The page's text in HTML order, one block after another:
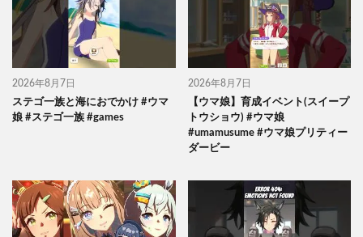
2026年8月7日
ステゴ一族と海におでかけ #ウマ
娘 #ステゴ一族 #games
2026年8月7日
【ウマ娘】育成イベント(スイープ
トウショウ) #ウマ娘
#umamusume #ウマ娘プリティー
ダービー